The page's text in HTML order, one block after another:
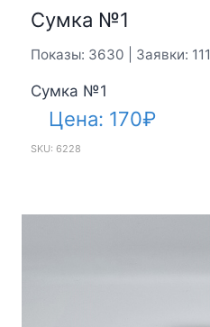
Сумка №1
Показы: 3630 | Заявки: 111
Сумка №1
Цена: 170₽
SKU: 6228